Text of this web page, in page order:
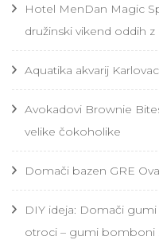
Hotel MenDan Magic
družinski vikend oddih
Aquatika akvarij
Avokadovi Brownie
velike čokoholike
Domači bazen GRE
DIY ideja: Domači
otroci – gumi bomboni